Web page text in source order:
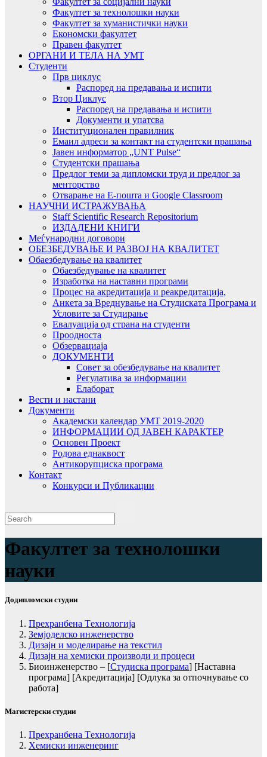
Факултет за технолошки науки
Факултет за хуманистички науки
Економски факултет
Правен факултет
ОРГАНИ И ТЕЛА НА УМТ
Студенти
Прв циклус
Распоред на предавањa и испити
Втор Циклус
Распоред на предавањa и испити
Документи и упатсва
Институционален правилник
Емаил адреси за контакт на студентски прашања
Јавен информатор „UNT Pulse“
Студентски прашања
Предлог теми за дипломски труд и предлог за
менторство
Отварање на Е-пошта и Google Classroom
НАУЧНИ ИСТРАЖУВАЊА
Staff Scientific Research Repositorium
ИЗДАДЕНИ КНИГИ
Меѓународни договори
ОБЕЗБЕДУВАЊЕ И РАЗВОЈ НА КВАЛИТЕТ
Обаезбедување на квалитет
Обаезбедување на квалитет
Изработка на наставни програми
Процес на акредитација и реакредитација,
Анкета за Вреднување на Студиската Програма и
Условите за Студирање
Евалуација од страна на студенти
Проодноста
Обзервациаја
ДОКУМЕНТИ
Совет за обезбедување на квалитет
Регулатива за информации
Елаборат
Вести и настани
Документи
Академски календар УМТ 2019-2020
ИНФОРМАЦИИ ОД ЈАВЕН КАРАКТЕР
Основен Проект
Родова еднаквост
Антикорупциска програма
Контакт
Конкурси и Публикации
Факултет за технолошки
науки
Додипломски студии
Прехранбена Tехнологија
Земјоделско инженерство
Дизајн и моделирање на текстил
Дизајн на хемиски производи и процеси
Биоинженерство – [Студиска програма] [Наставна
програма] [Акредитација] [Одлука за отпочнување со
работа]
Магистерски студии
Прехранбена Tехнологија
Хемиски инженеринг